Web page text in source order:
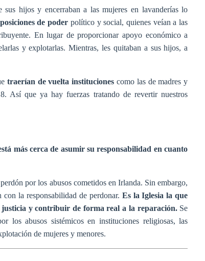
sus hijos y encerraban a las mujeres en lavanderías lo
de poder político y social, quienes veían a las
En lugar de proporcionar apoyo económico a
y explotarlas. Mientras, les quitaban a sus hijos, a
traerían de vuelta instituciones como las de madres y
Así que ya hay fuerzas tratando de revertir nuestros
más cerca de asumir su responsabilidad en cuanto
por los abusos cometidos en Irlanda. Sin embargo,
con la responsabilidad de perdonar. Es la Iglesia la que
y contribuir de forma real a la reparación.Se
los abusos sistémicos en instituciones religiosas, las
de mujeres y menores.